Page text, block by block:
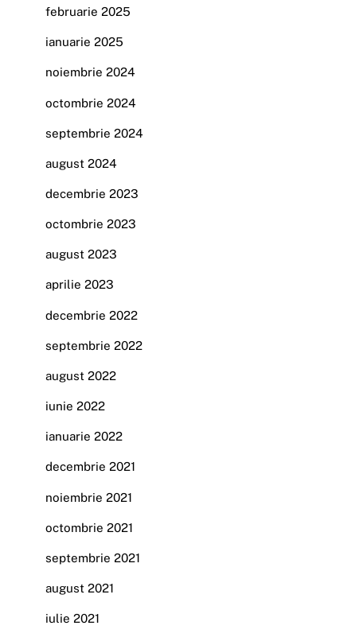
februarie 2025
ianuarie 2025
noiembrie 2024
octombrie 2024
septembrie 2024
august 2024
decembrie 2023
octombrie 2023
august 2023
aprilie 2023
decembrie 2022
septembrie 2022
august 2022
iunie 2022
ianuarie 2022
decembrie 2021
noiembrie 2021
octombrie 2021
septembrie 2021
august 2021
iulie 2021